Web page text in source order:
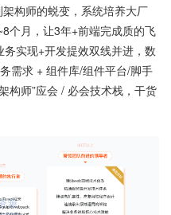
构师的蜕变，系统培养大厂
个月，让3年+前端完成质的飞
实现+开发提效双线并进，数
需求 + 组件库/组件平台/脚手
构师”应会 / 必会技术栈，干货